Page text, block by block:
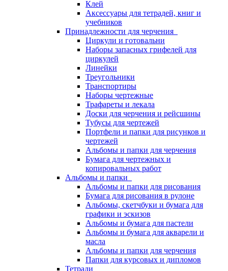
Клей
Аксессуары для тетрадей, книг и
учебников
Принадлежности для черчения
Циркули и готовальни
Наборы запасных грифелей для
циркулей
Линейки
Треугольники
Транспортиры
Наборы чертежные
Трафареты и лекала
Доски для черчения и рейсшины
Тубусы для чертежей
Портфели и папки для рисунков и
чертежей
Альбомы и папки для черчения
Бумага для чертежных и
копировальных работ
Альбомы и папки
Альбомы и папки для рисования
Бумага для рисования в рулоне
Альбомы, скетчбуки и бумага для
графики и эскизов
Альбомы и бумага для пастели
Альбомы и бумага для акварели и
масла
Альбомы и папки для черчения
Папки для курсовых и дипломов
Тетради